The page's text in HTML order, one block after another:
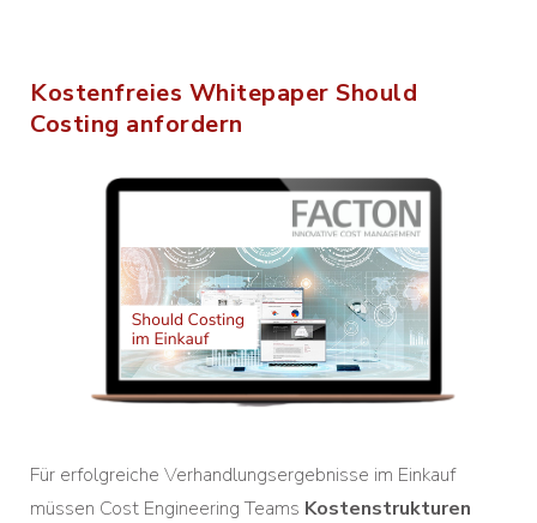
Kostenfreies Whitepaper Should
Costing anfordern
Für erfolgreiche Verhandlungsergebnisse im Einkauf
müssen Cost Engineering Teams Kostenstrukturen